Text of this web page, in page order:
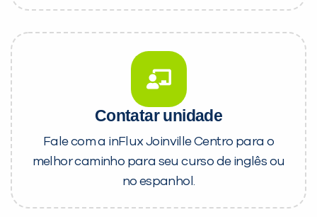
Contatar unidade
Fale com a inFlux Joinville Centro para o
melhor caminho para seu curso de inglês ou
no espanhol.